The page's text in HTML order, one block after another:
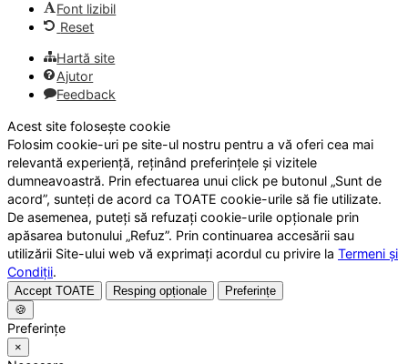
Font lizibil
Reset
Hartă site
Ajutor
Feedback
Acest site folosește cookie
Folosim cookie-uri pe site-ul nostru pentru a vă oferi cea mai
relevantă experiență, reținând preferințele și vizitele
dumneavoastră. Prin efectuarea unui click pe butonul „Sunt de
acord”, sunteți de acord ca TOATE cookie-urile să fie utilizate.
De asemenea, puteți să refuzați cookie-urile opționale prin
apăsarea butonului „Refuz”. Prin continuarea accesării sau
utilizării Site-ului web vă exprimați acordul cu privire la Termeni și
Condiții.
Accept TOATE Resping opționale
Preferințe
🍪
Preferințe
×